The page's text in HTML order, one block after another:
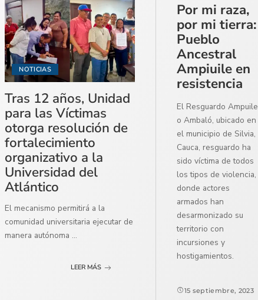
NOTICIAS
Tras 12 años, Unidad
para las Víctimas
otorga resolución de
fortalecimiento
organizativo a la
Universidad del
Atlántico
El mecanismo permitirá a la
comunidad universitaria ejecutar de
manera autónoma ...
LEER MÁS
Por mi raza,
por mi tierra:
Pueblo
Ancestral
Ampiuile en
resistencia
El Resguardo Ampuile
o Ambaló, ubicado en
el municipio de Silvia,
Cauca, resguardo ha
sido víctima de todos
los tipos de violencia,
donde actores
armados han
desarmonizado su
territorio con
incursiones y
hostigamientos.
15 septiembre, 2023